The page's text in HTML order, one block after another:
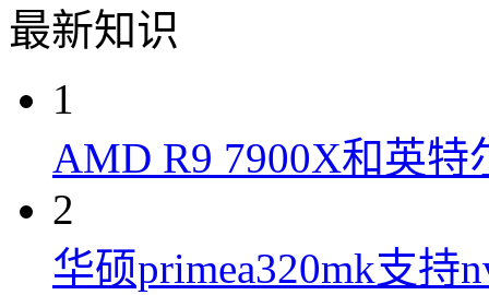
最新知识
1
AMD R9 7900X和英特
2
华硕primea320mk支持